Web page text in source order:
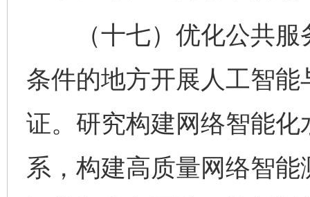
（十七）优化公共服
条件的地方开展人工智
证。研究构建网络智能
系，构建高质量网络智